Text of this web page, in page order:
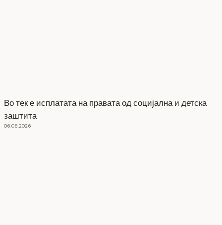
Во тек е исплатата на правата од социјална и детска
заштита
06.08.2026